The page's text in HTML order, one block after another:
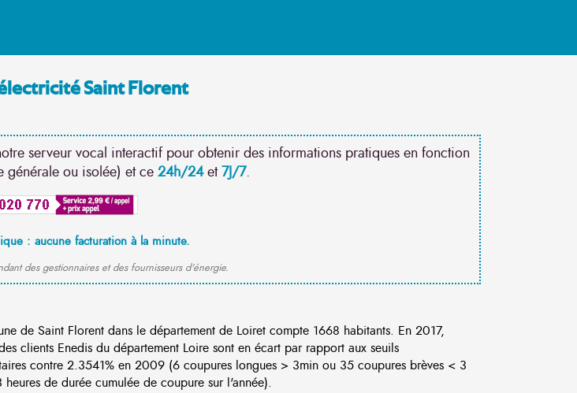
Saint Florent
serveur vocal interactif pour obtenir des informations pratiques en fonction
générale ou isolée) et ce 24h/24et7J/7.
: aucune facturation à la minute.
des gestionnaires et des fournisseurs d'énergie.
de Saint Florent dans le département de Loiret compte 1668 habitants. En 2017,
clients Enedis du département Loire sont en écart par rapport aux seuils
contre 2.3541% en 2009 (6 coupures longues > 3min ou 35 coupures brèves < 3
heures de durée cumulée de coupure sur l'année).